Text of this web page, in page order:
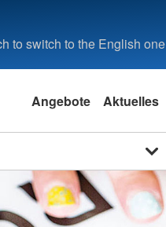
to switch to the English one
Angebote Aktuelles